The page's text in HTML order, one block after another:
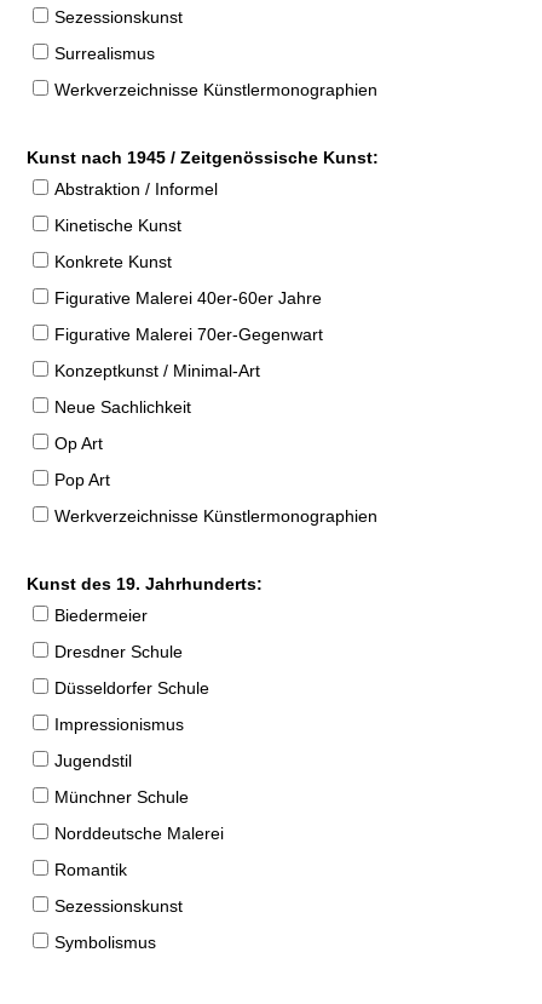
Sezessionskunst
Surrealismus
Werkverzeichnisse Künstlermonographien
Kunst nach 1945 / Zeitgenössische Kunst:
Abstraktion / Informel
Kinetische Kunst
Konkrete Kunst
Figurative Malerei 40er-60er Jahre
Figurative Malerei 70er-Gegenwart
Konzeptkunst / Minimal-Art
Neue Sachlichkeit
Op Art
Pop Art
Werkverzeichnisse Künstlermonographien
Kunst des 19. Jahrhunderts:
Biedermeier
Dresdner Schule
Düsseldorfer Schule
Impressionismus
Jugendstil
Münchner Schule
Norddeutsche Malerei
Romantik
Sezessionskunst
Symbolismus